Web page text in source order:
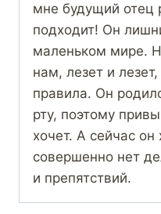
мне будущий отец
подходит! Он
маленьком мире.
нам, лезет и
правила. Он
рту, поэтому
хочет. А сейчас
совершенно нет
и препятствий.